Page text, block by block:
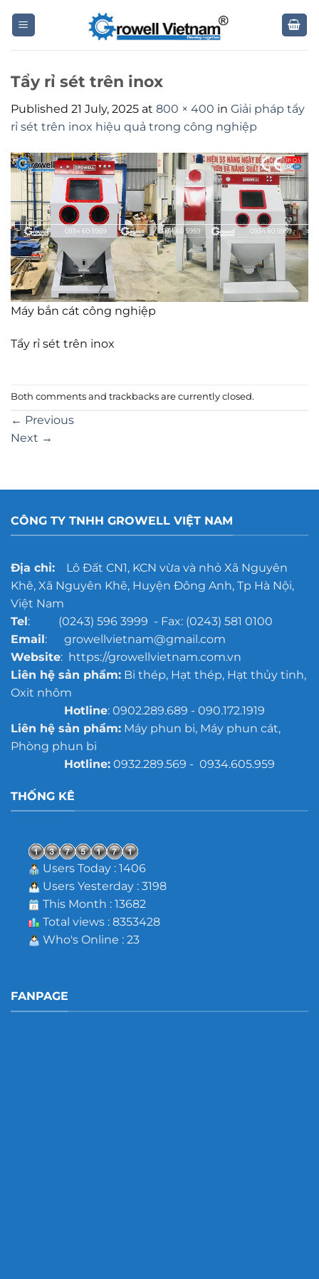
Tẩy rỉ sét trên inox
Published 21 July, 2025 at 800 × 400 in Giải pháp tẩy
rỉ sét trên inox hiệu quả trong công nghiệp
Máy bắn cát công nghiệp
Tẩy rỉ sét trên inox
Both comments and trackbacks are currently closed.
← Previous
Next →
CÔNG TY TNHH GROWELL VIỆT NAM
Địa chỉ:Lô Đất CN1, KCN vừa và nhỏ Xã Nguyên
Khê, Xã Nguyên Khê, Huyện Đông Anh, Tp Hà Nội,
Việt Nam
Tel: (0243) 596 3999 - Fax: (0243) 581 0100
Email: growellvietnam@gmail.com
Website: https://growellvietnam.com.vn
Liên hệ sản phẩm:Bi thép, Hạt thép, Hạt thủy tinh,
Oxit nhôm
Hotline: 0902.289.689 - 090.172.1919
Liên hệ sản phẩm:Máy phun bi, Máy phun cát,
Phòng phun bi
Hotline:0932.289.569 - 0934.605.959
THỐNG KÊ
Users Today : 1406
Users Yesterday : 3198
This Month : 13682
Total views : 8353428
Who's Online : 23
FANPAGE